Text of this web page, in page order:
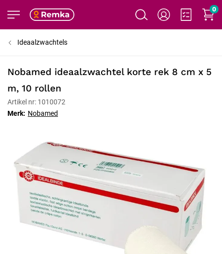
0
Ideaalzwachtels
Nobamed ideaalzwachtel korte rek 8 cm x 5
m, 10 rollen
Artikel nr: 1010072
Merk: Nobamed